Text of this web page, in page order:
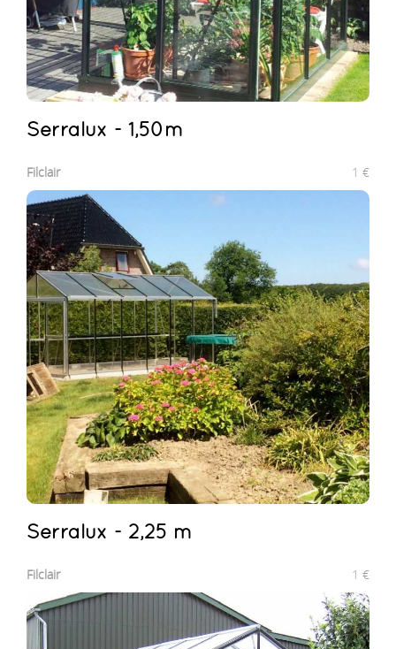
Serralux - 1,50m
Filclair 1 €
Serralux - 2,25 m
Filclair 1 €